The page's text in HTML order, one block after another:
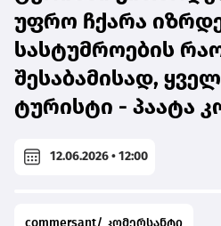
უფრო ჩქარა
სასტუმროების
შესაბამისად,
ტურისტი - პაატა
12.06.2026 • 12:00
commersant/ კომერსანტი